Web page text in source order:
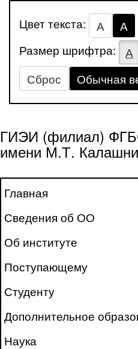
Цвет текста: А
А
Размер шрифтра:
А
Сброс
Обычная
ГИЭИ (филиал)
имени М.Т.
Главная
Сведения об ОО
Об институте
Поступающему
Студенту
Дополнительное
Наука